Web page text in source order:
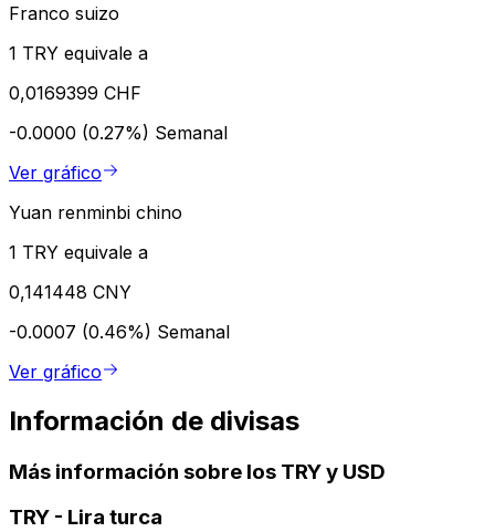
Franco suizo
1 TRY equivale a
0,0169399 CHF
-0.0000 (0.27%) Semanal
Ver gráfico
Yuan renminbi chino
1 TRY equivale a
0,141448 CNY
-0.0007 (0.46%) Semanal
Ver gráfico
Información de divisas
Más información sobre los TRY y USD
TRY - Lira turca